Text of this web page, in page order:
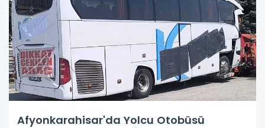
Afyonkarahisar'da Yolcu Otobüsü